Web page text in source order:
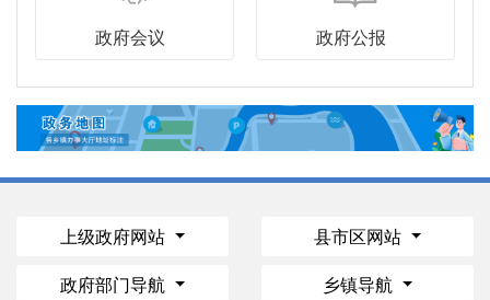
政府会议 政府公报
上级政府网站 县市区网站
政府部门导航 乡镇导航